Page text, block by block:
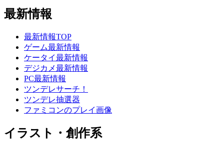
最新情報
最新情報TOP
ゲーム最新情報
ケータイ最新情報
デジカメ最新情報
PC最新情報
ツンデレサーチ！
ツンデレ抽選器
ファミコンのプレイ画像
イラスト・創作系